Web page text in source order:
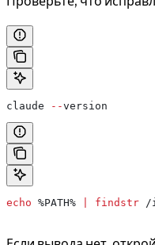
claude --version
echo %PATH% findstr /